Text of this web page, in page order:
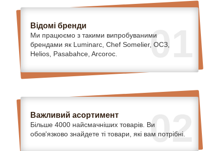
01
Відомі бренди
Ми працюємо з такими випробуваними
брендами як Luminarc, Chef Somelier, ОСЗ,
Helios, Pasabahce, Arcoroc.
02
Важливий асортимент
Більше 4000 найсмачніших товарів. Ви
обов'язково знайдете ті товари, які вам потрібні.